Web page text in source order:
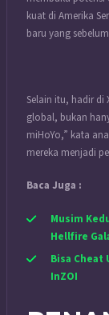
kuat di Amerika
baru yang
Selain itu, hadir di
global, bukan
miHoYo,” kata
mereka menjadi
Baca Juga :
Musim
Hellfire
Bisa Cheat
InZOI